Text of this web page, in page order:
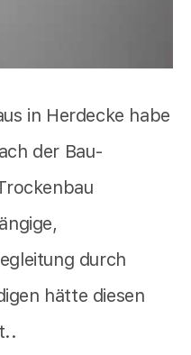
in Herdecke habe
der Bau-
durch
hätte diesen